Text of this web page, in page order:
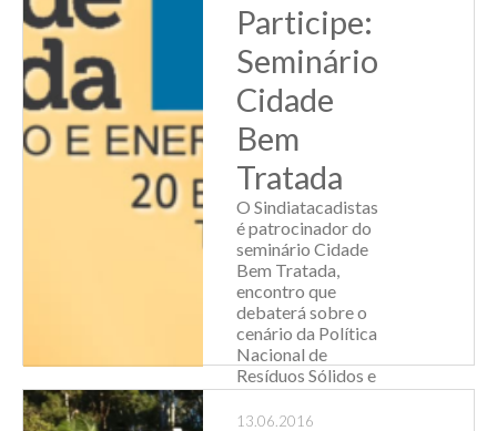
importante. Neste
post, a equipe do
Sindiatacad...
Leia Mais
Participe:
Seminário
Cidade
Bem
Tratada
O Sindiatacadistas
é patrocinador do
seminário Cidade
Bem Tratada,
encontro que
debaterá sobre o
cenário da Política
Nacional de
Resíduos Sólidos e
os planos em níveis
estadual e
13.06.2016